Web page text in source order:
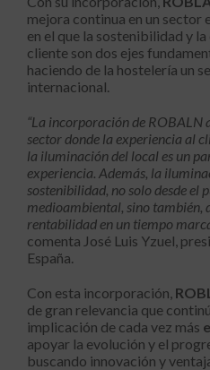
mejora continua en un sector
en el que la sostenibilidad y
cliente son dos ejes
haciendo de la hostelería un
internacional.
“La incorporación de
sector donde la experiencia al
la iluminación del local es un
experiencia. Además, la
sostenibilidad, no solo desde el
medioambiental, sino también,
rentabilidad en un tiempo
comenta José Luis Yzuel,
España.
Con esta incorporación,
de gran relevancia que
implicación de cada vez más
apoyar la evolución y el
buscando innovación y